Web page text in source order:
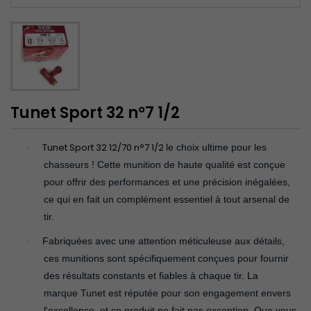
Tunet Sport 32 n°7 1/2
· Tunet Sport 32 12/70 n°7 1/2 le choix ultime pour les
chasseurs ! Cette munition de haute qualité est conçue
pour offrir des performances et une précision inégalées,
ce qui en fait un complément essentiel à tout arsenal de
tir.
·
Fabriquées avec une attention méticuleuse aux détails,
ces munitions sont spécifiquement conçues pour fournir
des résultats constants et fiables à chaque tir. La
marque Tunet est réputée pour son engagement envers